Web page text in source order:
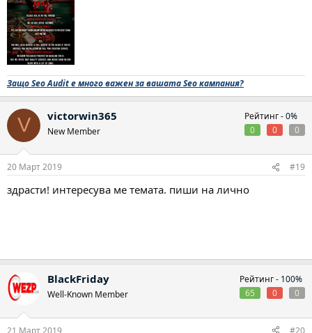
Защо Seo Audit е много важен за вашата Seo кампания?
V victorwin365
New Member
Рейтинг -0%
0
0 0
20 Март 2019 #19
здрасти! интересува ме темата. пиши на лично
BlackFriday
Well-Known Member
Рейтинг - 100%
65
0 0
21 Март 2019 #20